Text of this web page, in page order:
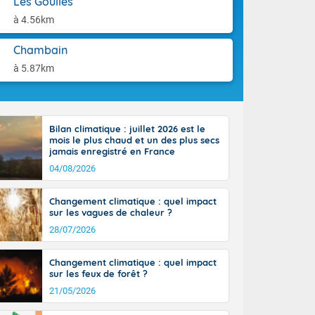
à 4.56km
Chambain
à 5.87km
jusque
la Corse
le
des
en
nuit
orages,
jour, le
au sud,
hausse, en
et même
Bilan climatique : juillet 2026 est le
mois le plus chaud et un des plus secs
jamais enregistré en France
04/08/2026
Changement climatique : quel impact
sur les vagues de chaleur ?
28/07/2026
Changement climatique : quel impact
sur les feux de forêt ?
21/05/2026